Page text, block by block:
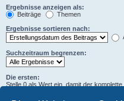
Ergebnisse anzeigen als:
Beiträge
Themen
Ergebnisse sortieren nach:
Suchzeitraum begrenzen:
Die ersten:
Stelle 0 als Wert ein, damit der komplette